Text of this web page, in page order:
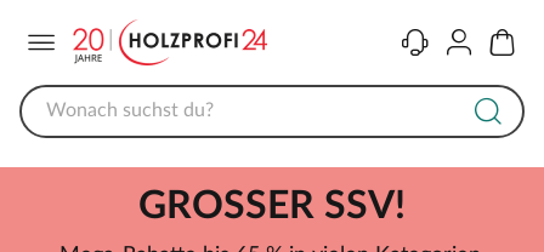
KontaktKonto
GROSSER SSV!